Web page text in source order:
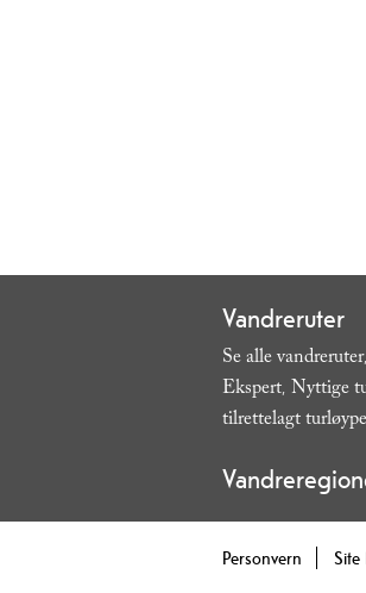
Vandreruter
Se alle vandreruter,
Ekspert, Nyttige
tilrettelagt
Personvern Site